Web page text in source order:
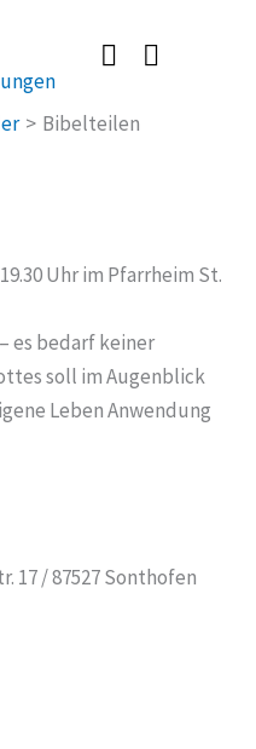
Bibelteilen
Uhr im Pfarrheim St.
es bedarf keiner
soll im Augenblick
Leben Anwendung
17 / 87527 Sonthofen